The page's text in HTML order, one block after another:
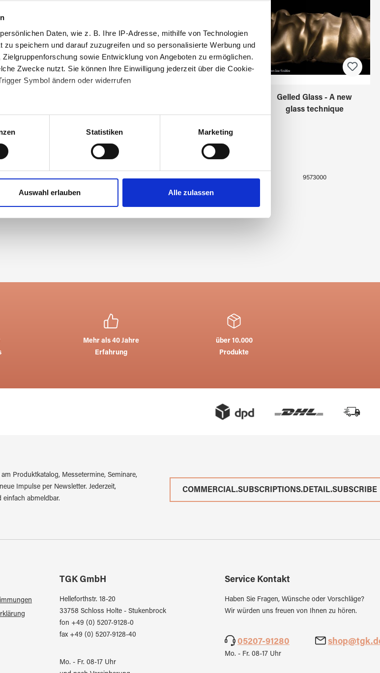
Daten, wie z. B. Ihre IP-Adresse, mithilfe von Technologien
speichern und darauf zuzugreifen und so personalisierte Werbung und
sowie Entwicklung von Angeboten zu ermöglichen.
Zwecke nutzt. Sie können Ihre Einwilligung jederzeit über die Cookie-
Symbol ändern oder widerrufen
erfassen, welche bis auf einige Meter genau sein können
Merkmalen (Fingerprinting) identifizieren
Daten verarbeitet werden, und legen Sie Ihre Präferenzen imAbschnitt
zu personalisieren, Funktionen für soziale Medien anbieten zu können
Außerdem geben wir Informationen zu Ihrer Verwendung unserer
Statistiken Marketing
Auswahl erlauben Alle zulassen
9572002 9572100
Gelled Glass - A new
glass technique
9573000
Mehr als 40 Jahre
Erfahrung
über 10.000
Produkte
Produktkatalog, Messetermine, Seminare,
Impulse per Newsletter. Jederzeit,
einfach abmeldbar.
COMMERCIAL.SUBSCRIPTIONS.DETAIL.SUBSCRIBE
TGK GmbH
Helleforthstr. 18-20
33758 Schloss Holte - Stukenbrock
fon +49 (0) 5207-9128-0
fax +49 (0) 5207-9128-40
Mo. - Fr. 08-17 Uhr
Service Kontakt
Haben Sie Fragen, Wünsche oder Vorschläge?
Wir würden uns freuen von Ihnen zu hören.
05207-91280
Mo. - Fr. 08-17 Uhr